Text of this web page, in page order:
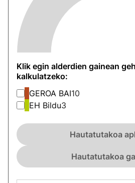
Klik egin alderdien gainean
kalkulatzeko:
GEROA BAI10
EH Bildu3
Hautatutakoa
Hautatutakoa